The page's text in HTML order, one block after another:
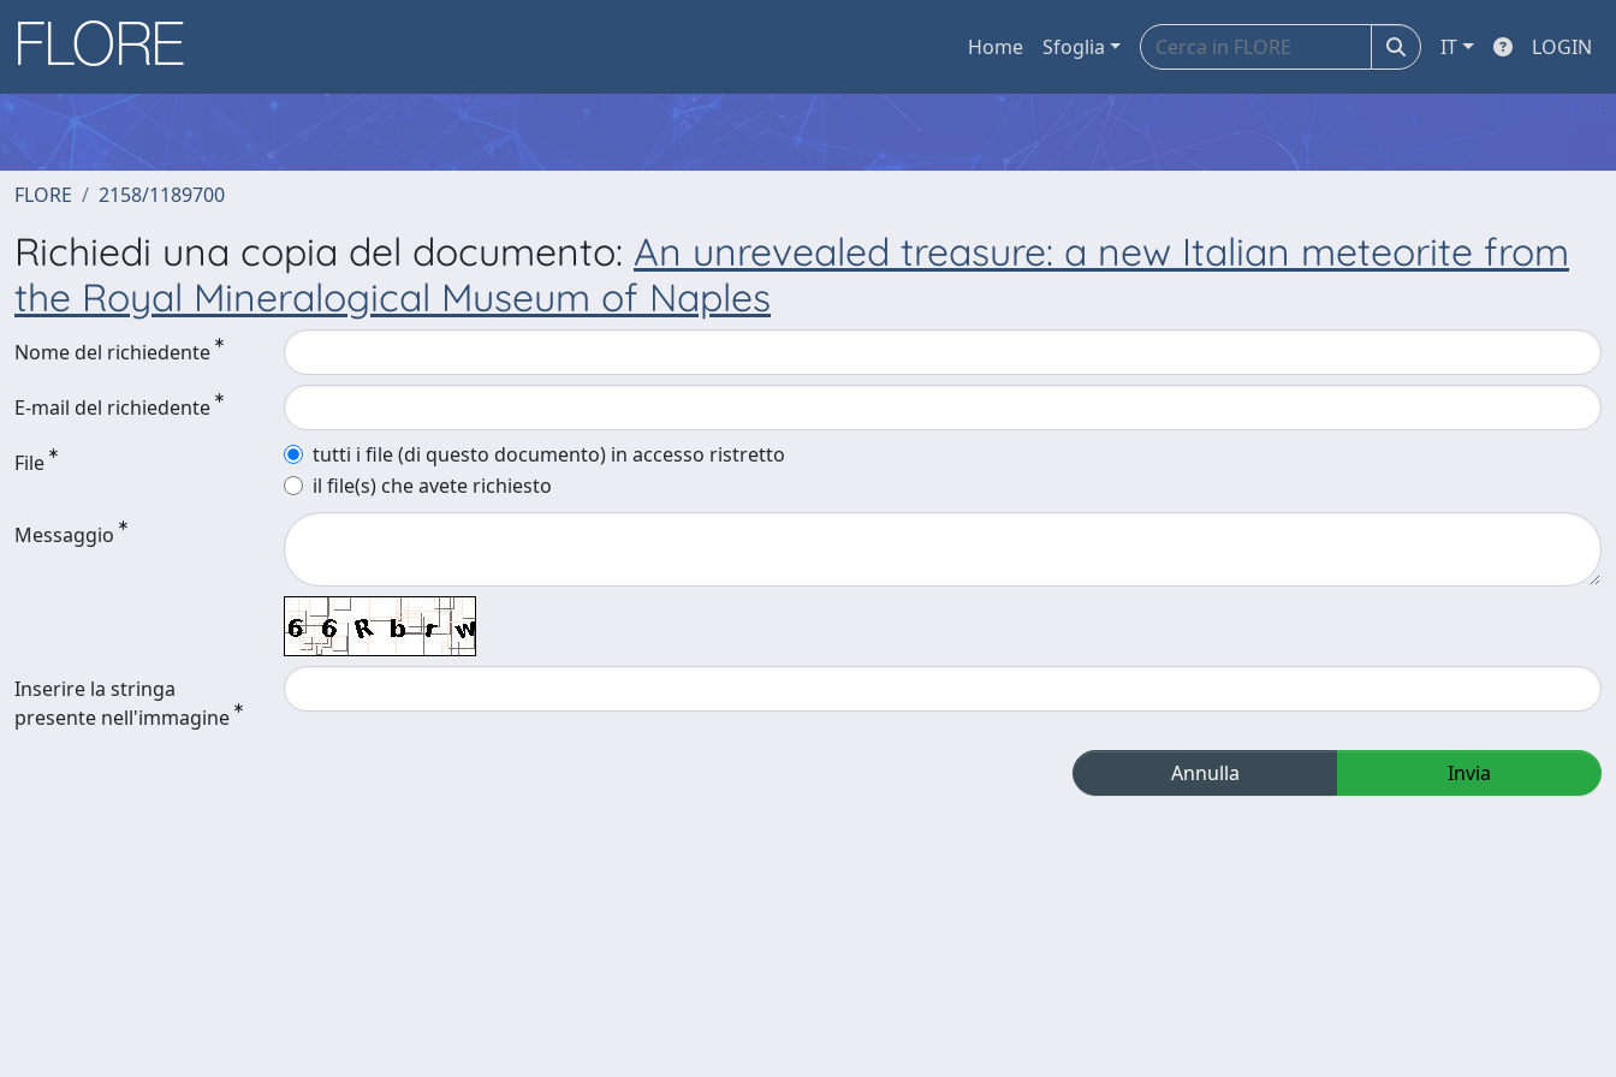
Home Sfoglia IT LOGIN
FLORE 2158/1189700
Richiedi una copia del documento: An unrevealed treasure: a new Italian meteorite from
the Royal Mineralogical Museum of Naples
Nome del richiedente
E-mail del richiedente
File
tutti i file (di questo documento) in accesso ristretto
il file(s) che avete richiesto
Messaggio
Inserire la stringa
presente nell'immagine
Annulla Invia